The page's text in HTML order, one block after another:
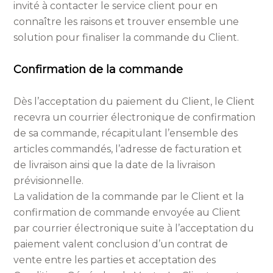
invité à contacter le service client pour en
connaître les raisons et trouver ensemble une
solution pour finaliser la commande du Client.
Confirmation de la commande
Dès l’acceptation du paiement du Client, le Client
recevra un courrier électronique de confirmation
de sa commande, récapitulant l’ensemble des
articles commandés, l’adresse de facturation et
de livraison ainsi que la date de la livraison
prévisionnelle.
La validation de la commande par le Client et la
confirmation de commande envoyée au Client
par courrier électronique suite à l’acceptation du
paiement valent conclusion d’un contrat de
vente entre les parties et acceptation des